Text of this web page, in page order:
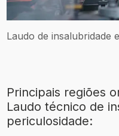
Laudo de insalubridade
Principais regiões
Laudo técnico de
periculosidade: